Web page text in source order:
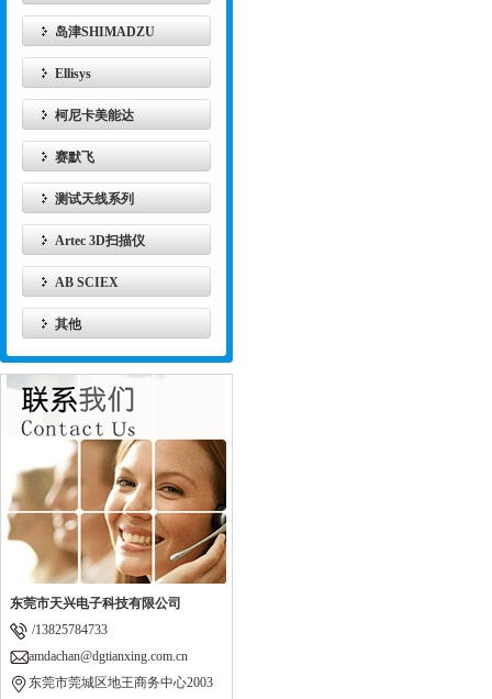
岛津SHIMADZU
Ellisys
柯尼卡美能达
赛默飞
测试天线系列
Artec 3D扫描仪
AB SCIEX
其他
东莞市天兴电子科技有限公司
/13825784733
amdachan@dgtianxing.com.cn
东莞市莞城区地王商务中心2003